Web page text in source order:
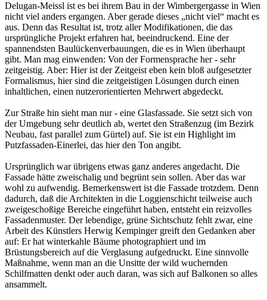
Delugan-Meissl ist es bei ihrem Bau in der Wimbergergasse in Wien
nicht viel anders ergangen. Aber gerade dieses „nicht viel“ macht es
aus. Denn das Resultat ist, trotz aller Modifikationen, die das
ursprüngliche Projekt erfahren hat, beeindruckend. Eine der
spannendsten Baulückenverbauungen, die es in Wien überhaupt
gibt. Man mag einwenden: Von der Formensprache her - sehr
zeitgeistig. Aber: Hier ist der Zeitgeist eben kein bloß aufgesetzter
Formalismus, hier sind die zeitgeistigen Lösungen durch einen
inhaltlichen, einen nutzerorientierten Mehrwert abgedeckt.
Zur Straße hin sieht man nur - eine Glasfassade. Sie setzt sich von
der Umgebung sehr deutlich ab, wertet den Straßenzug (im Bezirk
Neubau, fast parallel zum Gürtel) auf. Sie ist ein Highlight im
Putzfassaden-Einerlei, das hier den Ton angibt.
Ursprünglich war übrigens etwas ganz anderes angedacht. Die
Fassade hätte zweischalig und begrünt sein sollen. Aber das war
wohl zu aufwendig. Bemerkenswert ist die Fassade trotzdem. Denn
dadurch, daß die Architekten in die Loggienschicht teilweise auch
zweigeschoßige Bereiche eingeführt haben, entsteht ein reizvolles
Fassadenmuster. Der lebendige, grüne Sichtschutz fehlt zwar, eine
Arbeit des Künstlers Herwig Kempinger greift den Gedanken aber
auf: Er hat winterkahle Bäume photographiert und im
Brüstungsbereich auf die Verglasung aufgedruckt. Eine sinnvolle
Maßnahme, wenn man an die Unsitte der wild wuchernden
Schilfmatten denkt oder auch daran, was sich auf Balkonen so alles
ansammelt.